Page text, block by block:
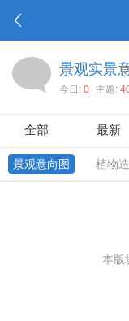
景观实景
今日: 0 主题:
全部 最新
景观意向图 植物
本版